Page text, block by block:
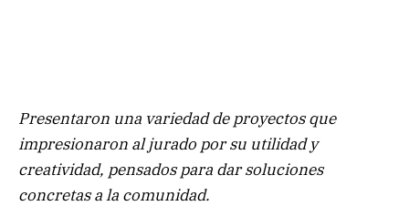
Presentaron una variedad de proyectos que
impresionaron al jurado por su utilidad y
creatividad, pensados para dar soluciones
concretas a la comunidad.